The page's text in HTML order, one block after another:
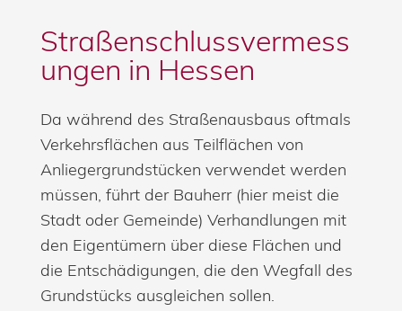
Straßenschlussvermess
ungen in Hessen
Da während des Straßenausbaus oftmals
Verkehrsflächen aus Teilflächen von
Anliegergrundstücken verwendet werden
müssen, führt der Bauherr (hier meist die
Stadt oder Gemeinde) Verhandlungen mit
den Eigentümern über diese Flächen und
die Entschädigungen, die den Wegfall des
Grundstücks ausgleichen sollen.